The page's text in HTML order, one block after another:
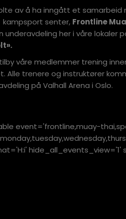
av å ha inngått et samarbeid
senter, Frontline
her i våre lokaler
våre medlemmer trening
Alle trenere og instruktører
på Valhall Arena i Oslo.
event='frontline,muay-